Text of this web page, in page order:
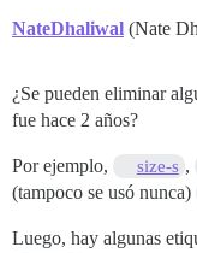
NateDhaliwal (Nate
¿Se pueden eliminar
fue hace 2 años?
Por ejemplo, size-s ,
(tampoco se usó nunca)
Luego, hay algunas